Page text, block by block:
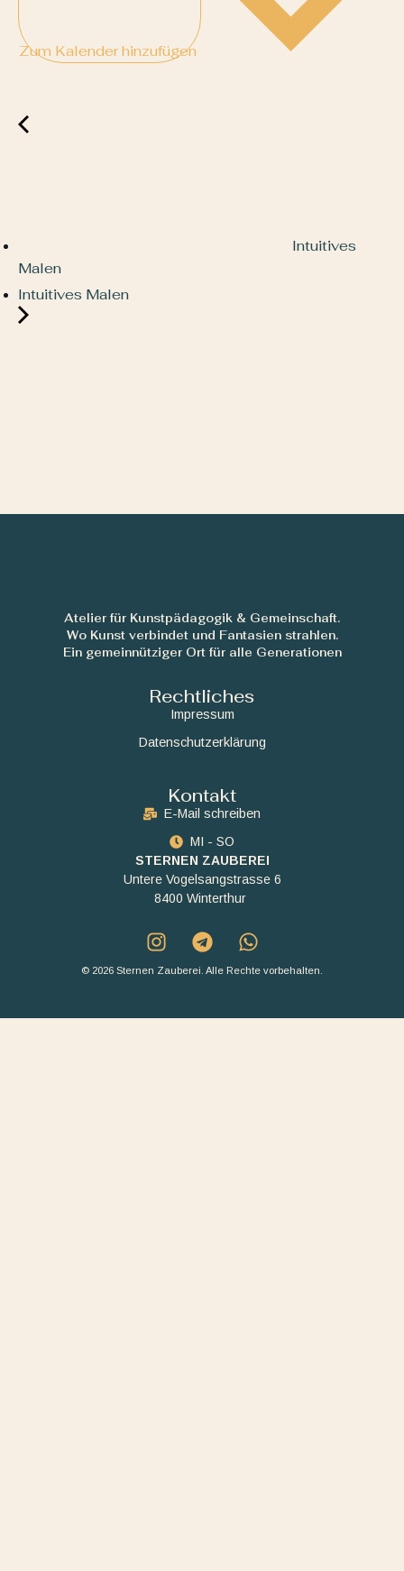
Zum Kalender hinzufügen
Intuitives
Malen
Intuitives Malen
Atelier für Kunstpädagogik & Gemeinschaft.
Wo Kunst verbindet und Fantasien strahlen.
Ein gemeinnütziger Ort für alle Generationen
Rechtliches
Impressum
Datenschutzerklärung
Kontakt
E-Mail schreiben
MI - SO
STERNEN ZAUBEREI
Untere Vogelsangstrasse 6
8400 Winterthur
© 2026 Sternen Zauberei. Alle Rechte vorbehalten.